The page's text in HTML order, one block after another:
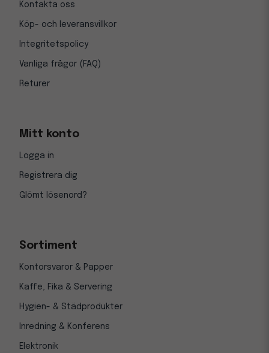
Kontakta oss
Köp- och leveransvillkor
Integritetspolicy
Vanliga frågor (FAQ)
Returer
Mitt konto
Logga in
Registrera dig
Glömt lösenord?
Sortiment
Kontorsvaror & Papper
Kaffe, Fika & Servering
Hygien- & Städprodukter
Inredning & Konferens
Elektronik